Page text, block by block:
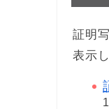
証明
表示